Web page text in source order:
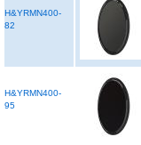
H&YRMN400-
82
H&YRMN400-
95